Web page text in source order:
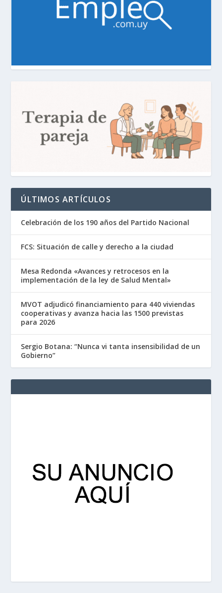
ÚLTIMOS ARTÍCULOS
Celebración de los 190 años del Partido Nacional
FCS: Situación de calle y derecho a la ciudad
Mesa Redonda «Avances y retrocesos en la
implementación de la ley de Salud Mental»
MVOT adjudicó financiamiento para 440 viviendas
cooperativas y avanza hacia las 1500 previstas
para 2026
Sergio Botana: “Nunca vi tanta insensibilidad de un
Gobierno”